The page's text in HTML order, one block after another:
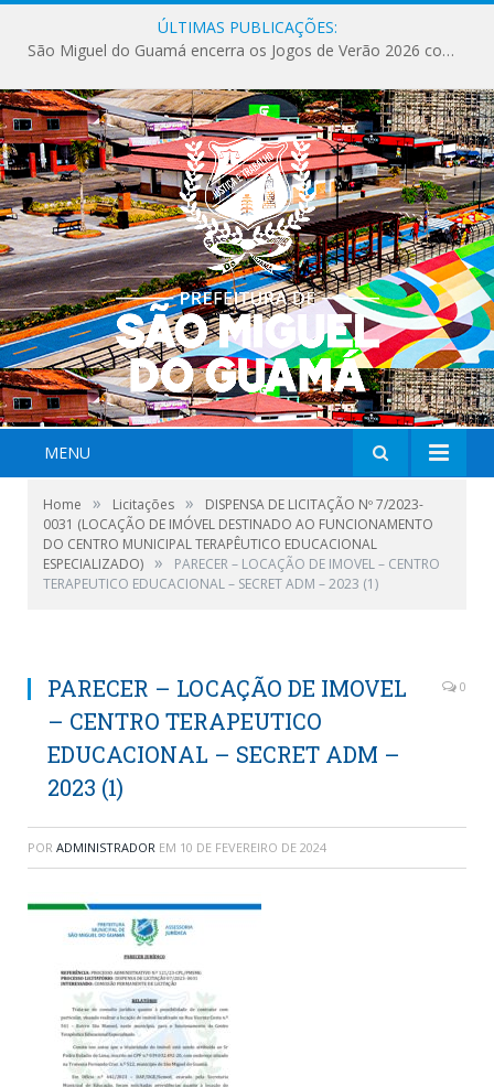
ÚLTIMAS PUBLICAÇÕES:
São Miguel do Guamá encerra os Jogos de Verão 2026 com sucesso de público e competições.
MENU
Home » Licitações »
DISPENSA DE LICITAÇÃO Nº 7/2023-
0031 (LOCAÇÃO DE IMÓVEL DESTINADO AO FUNCIONAMENTO
DO CENTRO MUNICIPAL TERAPÊUTICO EDUCACIONAL
ESPECIALIZADO) »
PARECER – LOCAÇÃO DE IMOVEL – CENTRO
TERAPEUTICO EDUCACIONAL – SECRET ADM – 2023 (1)
PARECER – LOCAÇÃO DE IMOVEL
– CENTRO TERAPEUTICO
EDUCACIONAL – SECRET ADM –
2023 (1)
0
POR ADMINISTRADOR EM 10 DE FEVEREIRO DE 2024